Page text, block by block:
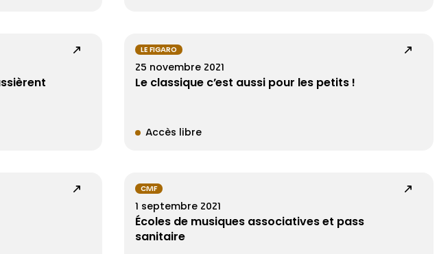
LE FIGARO
25 novembre 2021
Le classique c’est aussi pour les petits !
Accès libre
CMF
1 septembre 2021
Écoles de musiques associatives et pass
sanitaire